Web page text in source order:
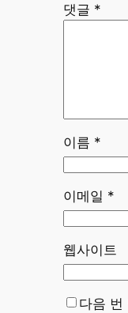
댓글 *
이름 *
이메일 *
웹사이트
다음 번